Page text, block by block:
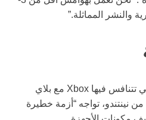
قالت شارما إن الصناعة، التي تتنافس فيها Xbox مع بلاي
تواجه “أزمة خطيرة